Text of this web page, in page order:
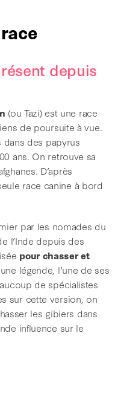
depuis
(ou Tazi) est une race
de poursuite à vue.
des papyrus
ans. On retrouve sa
D’après
race canine à bord
par les nomades du
l’Inde depuis des
pour chasser et
légende, l’une de ses
de spécialistes
sur cette version, on
les gibiers dans
influence sur le